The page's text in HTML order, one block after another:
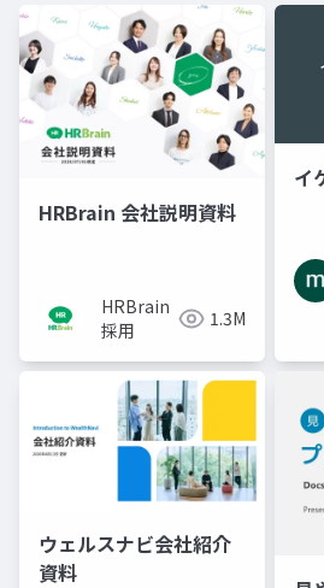
HRBrain 会社説明資料
HRBrain
採用
1.3M
イ
ウェルスナビ会社紹介
資料